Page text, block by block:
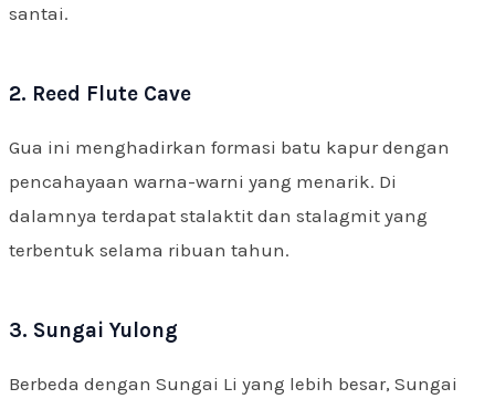
santai.
2. Reed Flute Cave
Gua ini menghadirkan formasi batu kapur dengan
pencahayaan warna-warni yang menarik. Di
dalamnya terdapat stalaktit dan stalagmit yang
terbentuk selama ribuan tahun.
3. Sungai Yulong
Berbeda dengan Sungai Li yang lebih besar, Sungai